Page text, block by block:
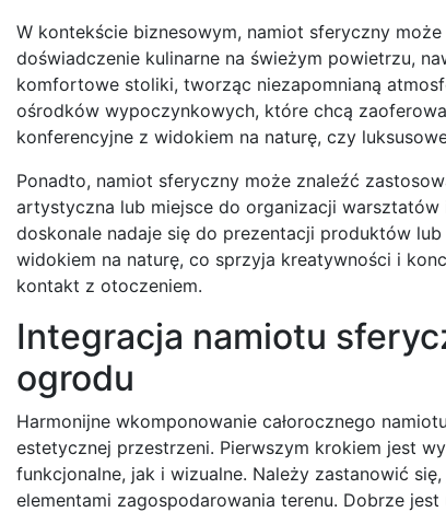
W kontekście biznesowym, namiot sferyczny
doświadczenie kulinarne na świeżym powietrzu,
komfortowe stoliki, tworząc niezapomnianą
ośrodków wypoczynkowych, które chcą
konferencyjne z widokiem na naturę, czy
Ponadto, namiot sferyczny może znaleźć
artystyczna lub miejsce do organizacji
doskonale nadaje się do prezentacji produktów
widokiem na naturę, co sprzyja kreatywności i
kontakt z otoczeniem.
Integracja namiotu
ogrodu
Harmonijne wkomponowanie całorocznego
estetycznej przestrzeni. Pierwszym krokiem jest
funkcjonalne, jak i wizualne. Należy zastanowić
elementami zagospodarowania terenu. Dobrze